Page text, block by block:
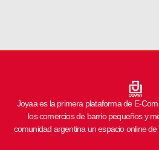
Joyaa es la primera plataforma de E-
los comercios de barrio pequeños y
comunidad argentina un espacio online